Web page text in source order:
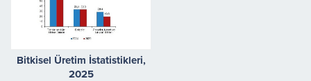
Bitkisel Üretim İstatistikleri,
2025